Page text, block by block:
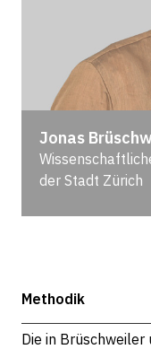
Jonas
der Stadt Zürich
Methodik
Die in